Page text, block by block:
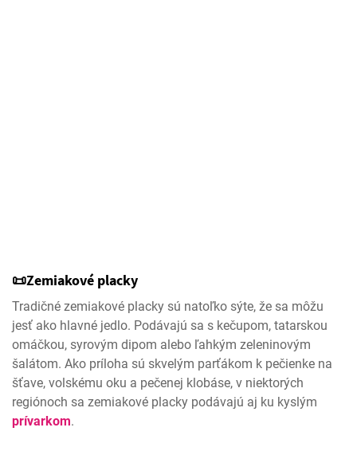
📜Zemiakové placky
Tradičné zemiakové placky sú natoľko sýte, že sa môžu
jesť ako hlavné jedlo. Podávajú sa s kečupom, tatarskou
omáčkou, syrovým dipom alebo ľahkým zeleninovým
šalátom. Ako príloha sú skvelým parťákom k pečienke na
šťave, volskému oku a pečenej klobáse, v niektorých
regiónoch sa zemiakové placky podávajú aj ku kyslým
prívarkom.